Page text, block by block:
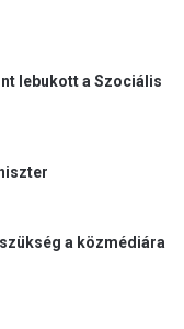
lebukott a Szociális
a közmédiára